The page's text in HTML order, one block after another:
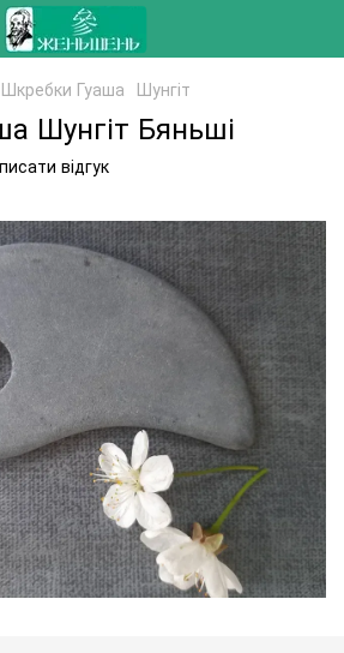
Шкребки Гуаша Шунгіт
Шунгіт Бяньші
відгук